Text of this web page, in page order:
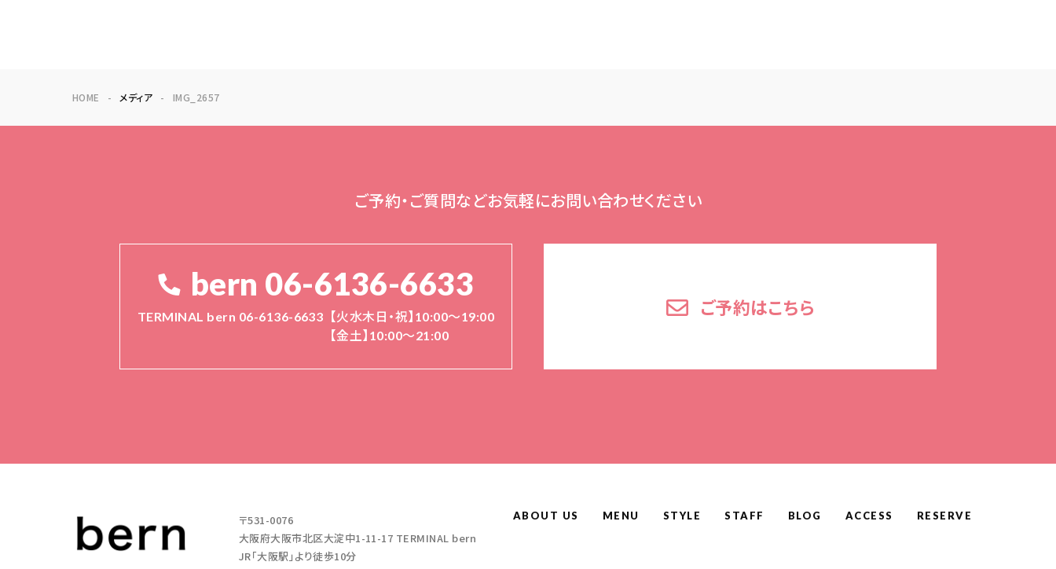
HOME メディア IMG_2657
ご予約・ご質問などお気軽にお問い合わせください
bern 06-6136-6633
TERMINAL bern 06-6136-6633
【火水木日・祝】10:00～19:00
【金土】10:00〜21:00
ご予約はこちら
〒531-0076
大阪府大阪市北区大淀中1-11-17 TERMINAL bern
JR「大阪駅」より徒歩10分
ABOUT US MENU STYLE STAFF BLOG ACCESS RESERVE